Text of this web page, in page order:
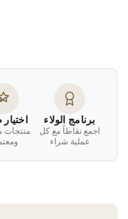
منتجات
برنامج الولاء
اجمع نقاطاً مع كل
عملية شراء